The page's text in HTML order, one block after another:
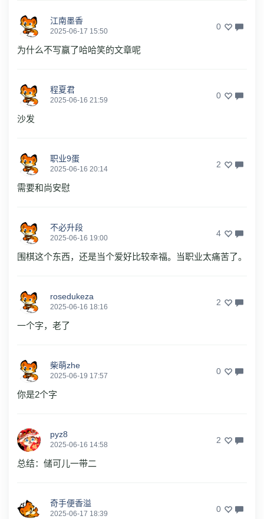
江南墨香
2025-06-17 15:50 0
为什么不写赢了哈哈笑的文章呢
程夏君
2025-06-16 21:59 0
沙发
职业9蛋
2025-06-16 20:14 2
需要和尚安慰
不必升段
2025-06-16 19:00 4
围棋这个东西，还是当个爱好比较幸福。当职业太痛苦了。
rosedukeza
2025-06-16 18:16 2
一个字，老了
柴萌zhe
2025-06-19 17:57 0
你是2个字
pyz8
2025-06-16 14:58 2
总结：储可儿一带二
奇手便香溢
2025-06-17 18:39 0